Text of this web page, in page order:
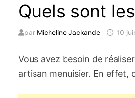
Quels sont
par Micheline Jackande 10
Vous avez besoin de réaliser
artisan menuisier. En effet,